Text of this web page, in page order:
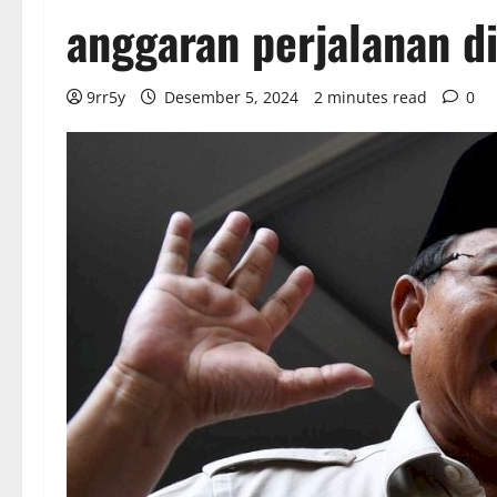
anggaran perjalanan
9rr5y Desember 5, 2024 2 minutes read 0